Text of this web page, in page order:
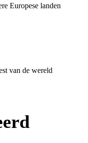
Europese landen
van de wereld